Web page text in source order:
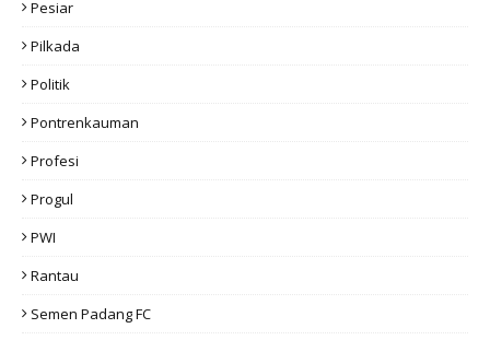
Pesiar
Pilkada
Politik
Pontrenkauman
Profesi
Progul
PWI
Rantau
Semen Padang FC